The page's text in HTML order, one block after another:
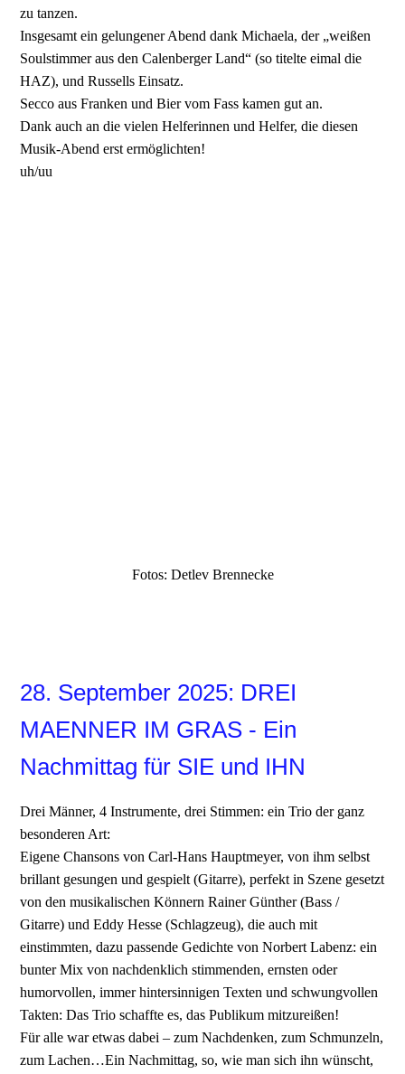
zu tanzen.
Insgesamt ein gelungener Abend dank Michaela, der „weißen
Soulstimmer aus den Calenberger Land“ (so titelte eimal die
HAZ), und Russells Einsatz.
Secco aus Franken und Bier vom Fass kamen gut an.
Dank auch an die vielen Helferinnen und Helfer, die diesen
Musik-Abend erst ermöglichten!
uh/uu
Fotos: Detlev Brennecke
28. September 2025: DREI
MAENNER IM GRAS - Ein
Nachmittag für SIE und IHN
Drei Männer, 4 Instrumente, drei Stimmen: ein Trio der ganz
besonderen Art:
Eigene Chansons von Carl-Hans Hauptmeyer, von ihm selbst
brillant gesungen und gespielt (Gitarre), perfekt in Szene gesetzt
von den musikalischen Könnern Rainer Günther (Bass /
Gitarre) und Eddy Hesse (Schlagzeug), die auch mit
einstimmten, dazu passende Gedichte von Norbert Labenz: ein
bunter Mix von nachdenklich stimmenden, ernsten oder
humorvollen, immer hintersinnigen Texten und schwungvollen
Takten: Das Trio schaffte es, das Publikum mitzureißen!
Für alle war etwas dabei – zum Nachdenken, zum Schmunzeln,
zum Lachen…Ein Nachmittag, so, wie man sich ihn wünscht,